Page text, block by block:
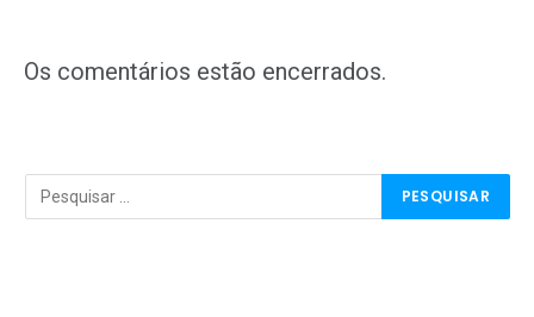
Os comentários estão encerrados.